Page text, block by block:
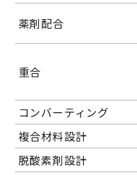
薬剤配合
重合
コンバーティング
複合材料設計
脱酸素剤設計